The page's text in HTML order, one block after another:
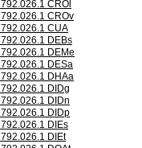
792.026.1 CROl
792.026.1 CROv
792.026.1 CUA
792.026.1 DEBs
792.026.1 DEMe
792.026.1 DESa
792.026.1 DHAa
792.026.1 DIDg
792.026.1 DIDn
792.026.1 DIDp
792.026.1 DIEs
792.026.1 DIEt